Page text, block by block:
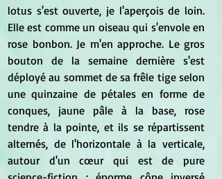
lotus s'est ouverte, je l'aperçois de loin.
Elle est comme un oiseau qui s'envole en
rose bonbon. Je m'en approche. Le gros
bouton de la semaine dernière s'est
déployé au sommet de sa frêle tige selon
une quinzaine de pétales en forme de
conques, jaune pâle à la base, rose
tendre à la pointe, et ils se répartissent
alternés, de l'horizontale à la verticale,
autour d'un cœur qui est de pure